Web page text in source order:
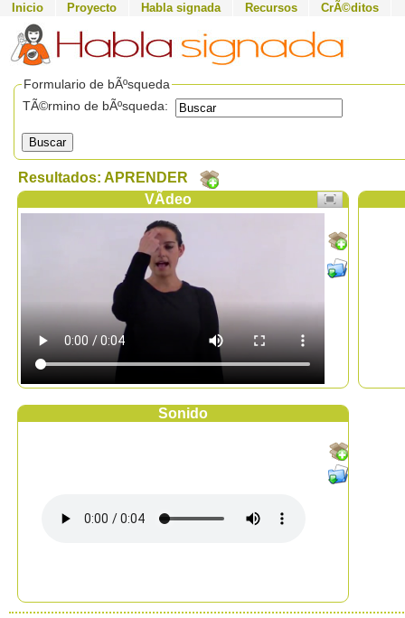
Inicio Proyecto Habla signada Recursos CrÃ©ditos
Formulario de bÃºsqueda
TÃ©rmino de bÃºsqueda:
Buscar
Resultados: APRENDER
VÃ­deo
Sonido